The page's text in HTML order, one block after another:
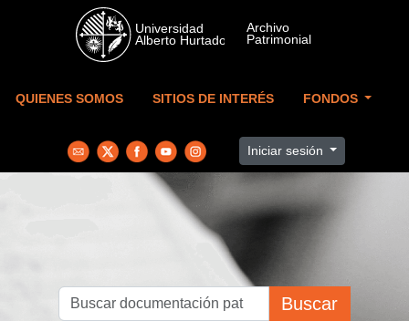
Skip to main content
QUIENES SOMOS SITIOS DE INTERÉS FONDOS
Iniciar sesión
Buscar